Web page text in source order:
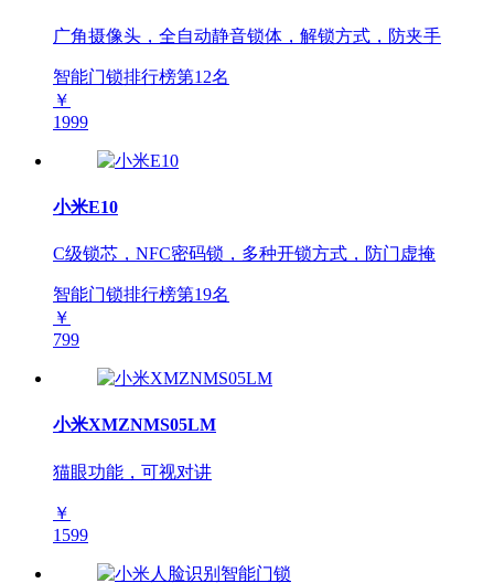
广角摄像头，全自动静音锁体，解锁方式，防夹手
智能门锁排行榜第12名
￥
1999
小米E10
C级锁芯，NFC密码锁，多种开锁方式，防门虚掩
智能门锁排行榜第19名
￥
799
小米XMZNMS05LM
猫眼功能，可视对讲
￥
1599